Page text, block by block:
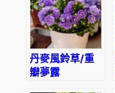
丹麥風鈴草/重
瓣夢露